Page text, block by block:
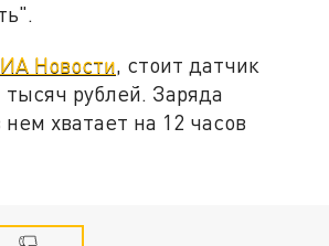
Новости, стоит датчик
тысяч рублей. Заряда
нем хватает на 12 часов